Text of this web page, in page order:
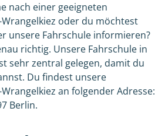
nach einer geeigneten
oder du möchtest
unsere Fahrschule informieren?
richtig. Unsere Fahrschule in
sehr zentral gelegen, damit du
Du findest unsere
an folgender Adresse:
Berlin.